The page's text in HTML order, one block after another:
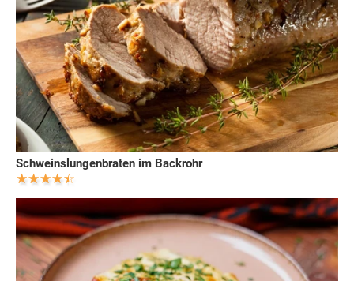
Schweinslungenbraten im Backrohr